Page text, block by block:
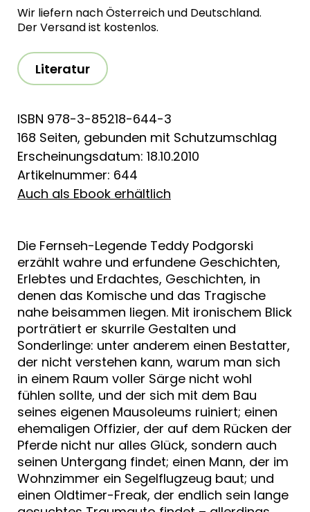
Wir liefern nach Österreich und Deutschland.
Der Versand ist kostenlos.
Literatur
ISBN 978-3-85218-644-3
168 Seiten, gebunden mit Schutzumschlag
Erscheinungsdatum: 18.10.2010
Artikelnummer: 644
Auch als Ebook erhältlich
Die Fernseh-Legende Teddy Podgorski
erzählt wahre und erfundene Geschichten,
Erlebtes und Erdachtes, Geschichten, in
denen das Komische und das Tragische
nahe beisammen liegen. Mit ironischem Blick
porträtiert er skurrile Gestalten und
Sonderlinge: unter anderem einen Bestatter,
der nicht verstehen kann, warum man sich
in einem Raum voller Särge nicht wohl
fühlen sollte, und der sich mit dem Bau
seines eigenen Mausoleums ruiniert; einen
ehemaligen Offizier, der auf dem Rücken der
Pferde nicht nur alles Glück, sondern auch
seinen Untergang findet; einen Mann, der im
Wohnzimmer ein Segelflugzeug baut; und
einen Oldtimer-Freak, der endlich sein lange